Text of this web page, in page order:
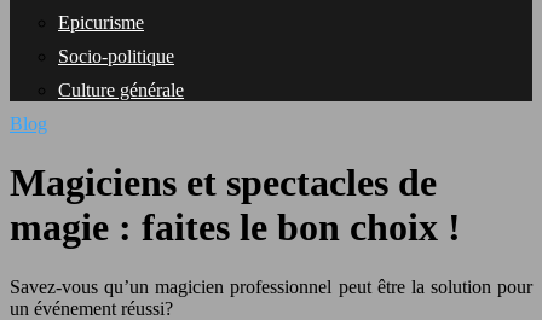
Epicurisme
Socio-politique
Culture générale
Blog
Magiciens et spectacles de
magie : faites le bon choix !
Savez-vous qu’un magicien professionnel peut être la solution pour
un événement réussi?